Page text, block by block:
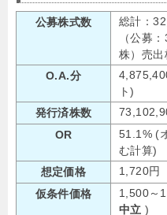
公募株式数
総計：
（公募
株）売
O.A.分
ト)
発行済株数
OR
51.1% (
む計算)
想定価格
1,720円
仮条件価格
1,500～
中立 )